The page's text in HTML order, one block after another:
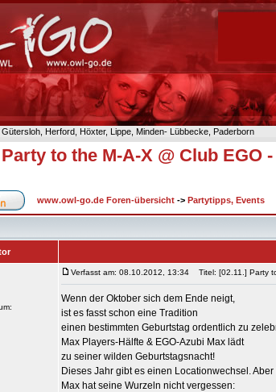
Herford, Höxter, Lippe, Minden- Lübbecke, Paderborn
to the M-A-X @ Club EGO
www.owl-go.de Foren-übersicht -> Partytipps, Events
Verfasst am: 08.10.2012, 13:34 Titel: [02.11.] Party
Wenn der Oktober sich dem Ende neigt,
ist es fasst schon eine Tradition
einen bestimmten Geburtstag ordentlich zu
Max Players-Hälfte & EGO-Azubi Max lädt
zu seiner wilden Geburtstagsnacht!
Dieses Jahr gibt es einen Locationwechsel.
Max hat seine Wurzeln nicht vergessen: